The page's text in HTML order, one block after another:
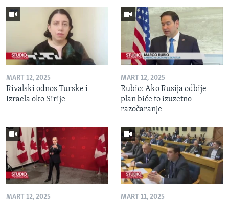
MART 12, 2025
Rivalski odnos Turske i
Izraela oko Sirije
MART 12, 2025
Rubio: Ako Rusija odbije
plan biće to izuzetno
razočaranje
MART 12, 2025 MART 11, 2025